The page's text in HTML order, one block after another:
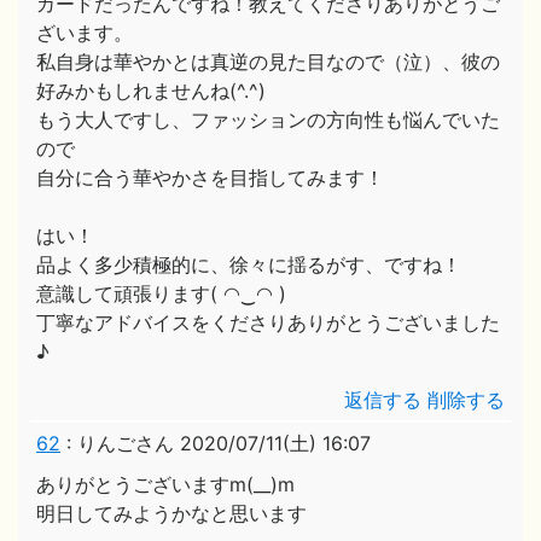
ざいます。
私自身は華やかとは真逆の見た目なので（泣）、彼の
好みかもしれませんね(^.^)
もう大人ですし、ファッションの方向性も悩んでいた
ので
自分に合う華やかさを目指してみます！
はい！
品よく多少積極的に、徐々に揺るがす、ですね！
意識して頑張ります( ◠‿◠ )
丁寧なアドバイスをくださりありがとうございました
♪
返信する 削除する
62 : りんごさん 2020/07/11(土) 16:07
ありがとうございますm(__)m
明日してみようかなと思います